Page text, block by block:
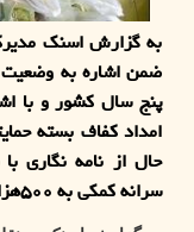
به گزارش اسنک
ضمن اشاره به وضعیت
امداد کفاف بسته
حال از نامه نگاری
سرانه کمکی به ۵۰۰هزار تومان اطلاع داد.